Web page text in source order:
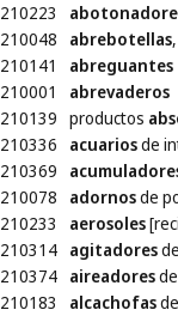
210223
210048
abrebotellas
210141
abreguantes
210001
abrevaderos
210139 productos
210336
acuariosde
210369
210078
adornosde
210233
aerosoles
210314 agitadores
210374 aireadores
210183
alcachofas